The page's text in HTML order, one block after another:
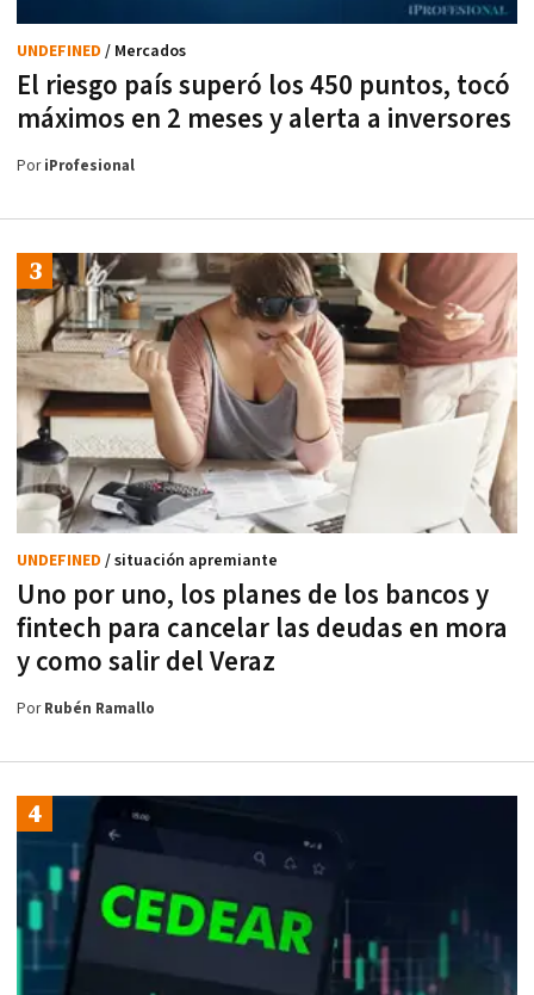
El riesgo país superó los 450 puntos, tocó
máximos en 2 meses y alerta a inversores
UNDEFINED / Mercados
PoriProfesional
Uno por uno, los planes de los bancos y
fintech para cancelar las deudas en mora
y como salir del Veraz
UNDEFINED / situación apremiante
PorRubén Ramallo